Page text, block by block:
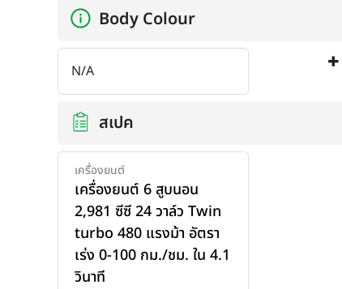
Body Colour
N/A
สเปค
เครื่องยนต์
เครื่องยนต์ 6 สูบนอน
2,981 ซีซี 24 วาล์ว Twin
turbo 480 แรงม้า อัตรา
เร่ง 0-100 กม./ชม. ใน 4.1
วินาที